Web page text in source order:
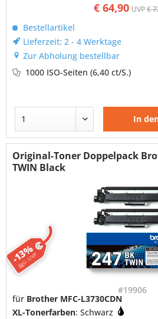
€ 64,90 UVP€
Bestellartikel
Lieferzeit: 2 - 4 Werktage
Zur Abholung bestellbar
1000 ISO-Seiten(6,40 ct/S.)
In
-13%
ggü. UVP
Original-Toner Doppelpack
TWIN Black
#19906
für Brother MFC-L3730CDN
XL-Tonerfarben: Schwarz